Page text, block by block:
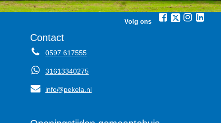
Volg ons
Contact
0597 617555
31613340275
info@pekela.nl